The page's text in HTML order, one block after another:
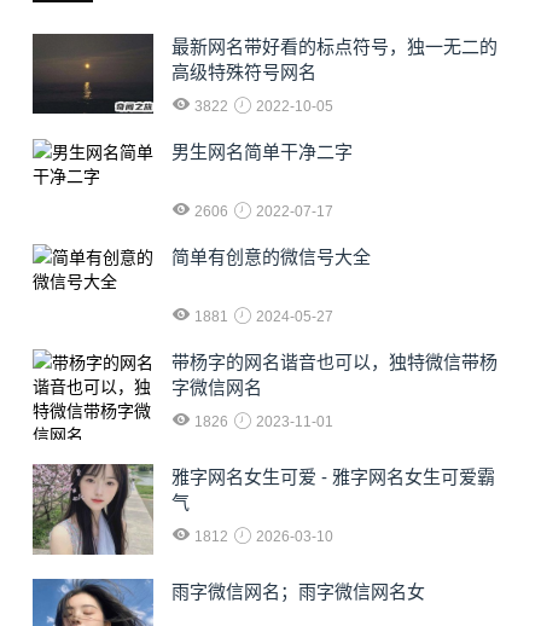
最新网名带好看的标点符号，独一无二的
高级特殊符号网名
3822 2022-10-05
男生网名简单干净二字
2606 2022-07-17
简单有创意的微信号大全
1881 2024-05-27
​带杨字的网名谐音也可以，独特微信带杨
字微信网名
1826 2023-11-01
雅字网名女生可爱 - 雅字网名女生可爱霸
气
1812 2026-03-10
雨字微信网名；雨字微信网名女